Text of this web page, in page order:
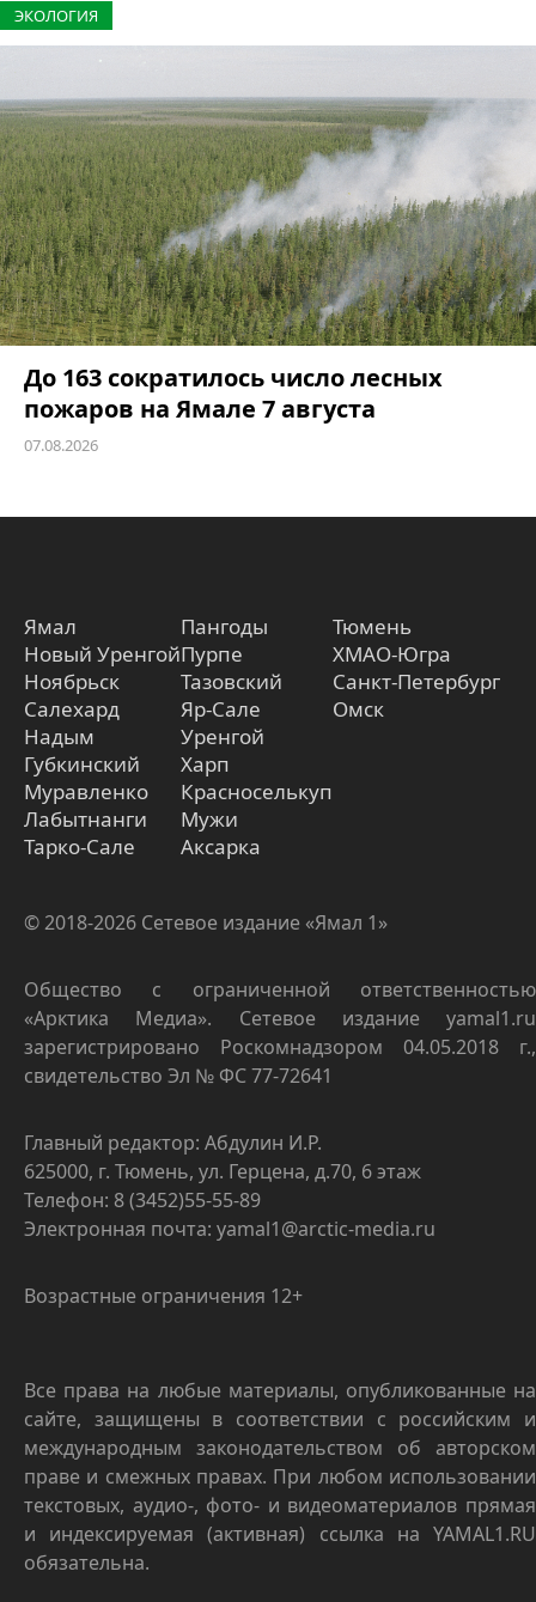
ЭКОЛОГИЯ
До 163 сократилось число лесных
пожаров на Ямале 7 августа
07.08.2026
Ямал
Новый Уренгой
Ноябрьск
Салехард
Надым
Губкинский
Муравленко
Лабытнанги
Тарко-Сале
Пангоды
Пурпе
Тазовский
Яр-Сале
Уренгой
Харп
Красноселькуп
Мужи
Аксарка
Тюмень
ХМАО-Югра
Санкт-Петербург
Омск
© 2018-2026 Сетевое издание «Ямал 1»
Общество с ограниченной ответственностью
«Арктика Медиа». Сетевое издание yamal1.ru
зарегистрировано Роскомнадзором 04.05.2018 г.,
свидетельство Эл № ФС 77-72641
Главный редактор: Абдулин И.Р.
625000, г. Тюмень, ул. Герцена, д.70, 6 этаж
Телефон: 8 (3452)55-55-89
Электронная почта: yamal1@arctic-media.ru
Возрастные ограничения 12+
Все права на любые материалы, опубликованные на
сайте, защищены в соответствии с российским и
международным законодательством об авторском
праве и смежных правах. При любом использовании
текстовых, аудио-, фото- и видеоматериалов прямая
и индексируемая (активная) ссылка на YAMAL1.RU
обязательна.